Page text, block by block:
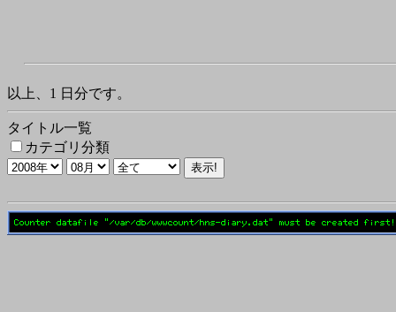
以上、1 日分です。
タイトル一覧
カテゴリ分類